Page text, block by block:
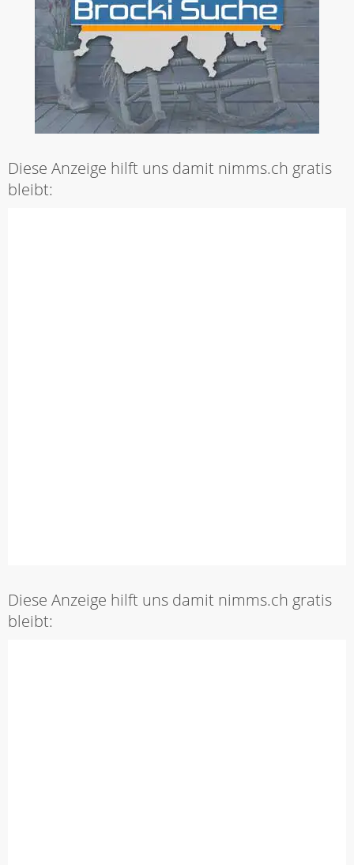
Diese Anzeige hilft uns damit nimms.ch gratis
bleibt:
Diese Anzeige hilft uns damit nimms.ch gratis
bleibt: